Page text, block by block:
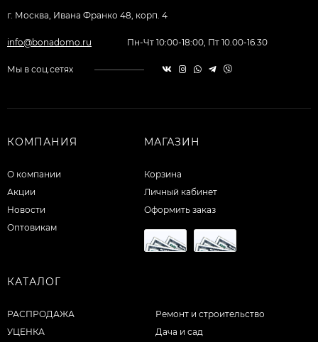
г. Москва, Ивана Франко 48, корп. 4
info@bonadomo.ru Пн-Чт 10:00-18:00, Пт 10.00-16.30
Мы в соц.сетях
КОМПАНИЯ
О компании
Акции
Новости
Оптовикам
МАГАЗИН
Корзина
Личный кабинет
Оформить заказ
КАТАЛОГ
РАСПРОДАЖА
УЦЕНКА
Ремонт и строительство
Дача и сад